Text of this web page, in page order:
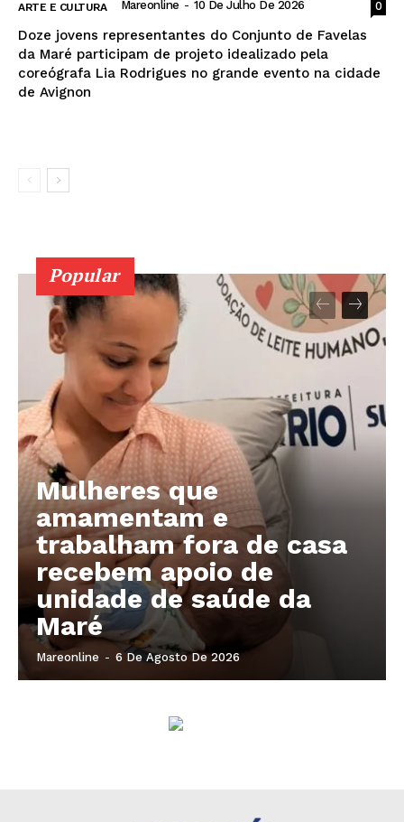
News Week
Magazine PRO
SUBSCRIBE NOW
Company
About
Contact us
Subscription Plans
My account
ARTE E CULTURA Mareonline - 10 De Julho De 2026 0
Doze jovens representantes do Conjunto de Favelas
da Maré participam de projeto idealizado pela
coreógrafa Lia Rodrigues no grande evento na cidade
de Avignon
Popular
Mulheres que
amamentam e
trabalham fora de casa
recebem apoio de
unidade de saúde da
Maré
Mareonline - 6 De Agosto De 2026